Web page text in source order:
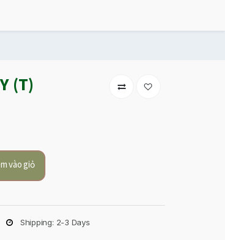
(T)
vào giỏ
Shipping: 2-3 Days